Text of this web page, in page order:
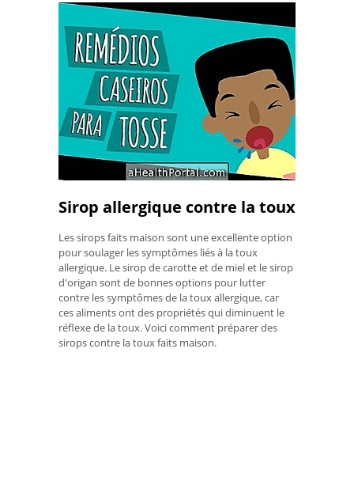
Sirop allergique contre la toux
Les sirops faits maison sont une excellente option
pour soulager les symptômes liés à la toux
allergique. Le sirop de carotte et de miel et le sirop
d'origan sont de bonnes options pour lutter
contre les symptômes de la toux allergique, car
ces aliments ont des propriétés qui diminuent le
réflexe de la toux. Voici comment préparer des
sirops contre la toux faits maison.